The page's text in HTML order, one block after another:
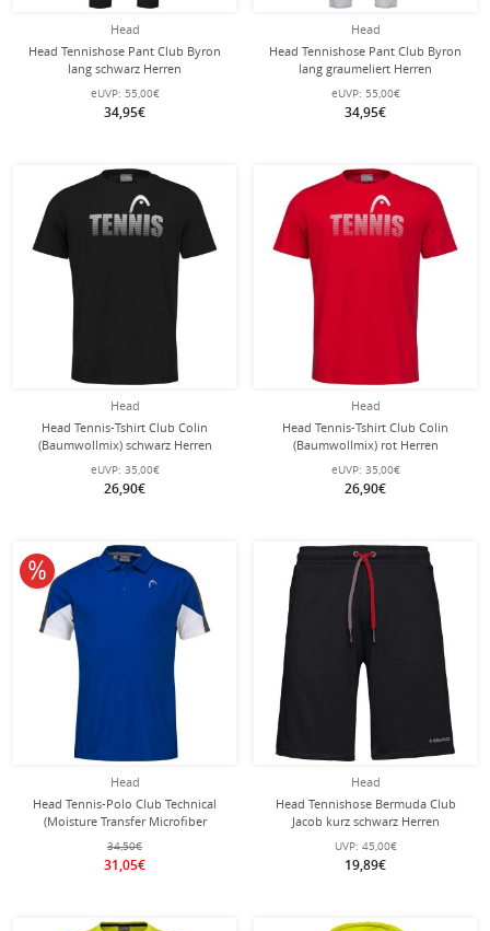
Head
Head Tennishose Pant Club Byron
lang schwarz Herren
eUVP: 55,00€
34,95€
Head
Head Tennishose Pant Club Byron
lang graumeliert Herren
eUVP: 55,00€
34,95€
Head
Head Tennis-Tshirt Club Colin
(Baumwollmix) schwarz Herren
eUVP: 35,00€
26,90€
Head
Head Tennis-Tshirt Club Colin
(Baumwollmix) rot Herren
eUVP: 35,00€
26,90€
Head
Head Tennis-Polo Club Technical
(Moisture Transfer Microfiber
Technologie) royalblau Herrem
34,50€
31,05€
10% reduziert
Head
Head Tennishose Bermuda Club
Jacob kurz schwarz Herren
UVP: 45,00€
19,89€